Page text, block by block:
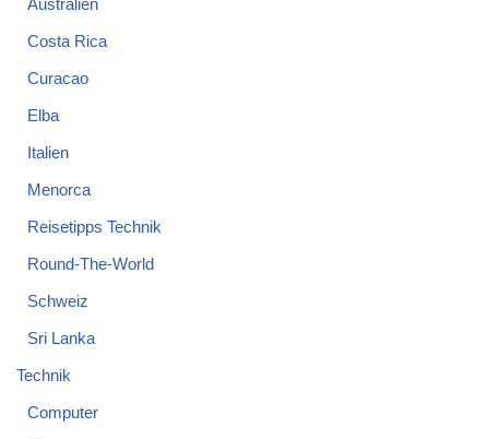
Australien
Costa Rica
Curacao
Elba
Italien
Menorca
Reisetipps Technik
Round-The-World
Schweiz
Sri Lanka
Technik
Computer